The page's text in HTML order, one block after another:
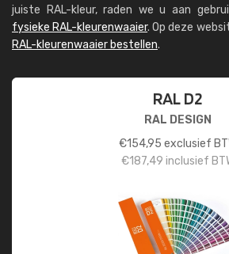
juiste RAL-kleur, raden we u aan
fysieke RAL-kleurenwaaier. Op deze
RAL-kleurenwaaier bestellen.
RAL D2
RAL DESIGN
€154,95 exclusief
€187,49 inclusief